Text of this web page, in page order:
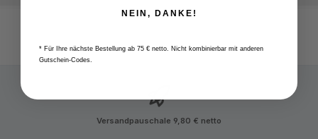
Versandpauschale 9,80 € netto
NEIN, DANKE!
* Für Ihre nächste Bestellung ab 75 € netto. Nicht kombinierbar mit anderen
Gutschein-Codes.